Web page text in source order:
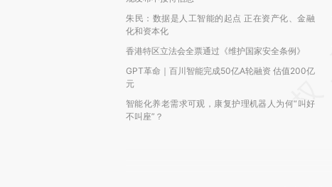
朱民：数据是人工智能的起点 正在资产化、金融
化和资本化
香港特区立法会全票通过《维护国家安全条例》
GPT革命｜百川智能完成50亿A轮融资 估值200亿
元
智能化养老需求可观，康复护理机器人为何“叫好
不叫座”？